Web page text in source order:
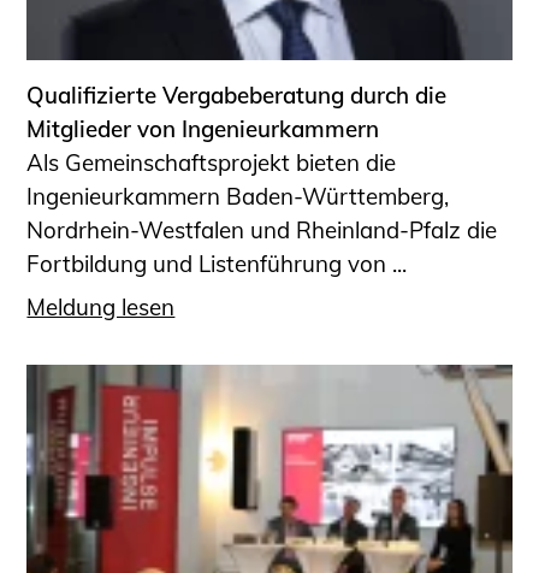
Informationen für Fortbildungsträger
Anträge, Anzeigen, Formulare
Fortbildung/Seminare
Informationen für Ingenieurinnen
und Ingenieure
Recht
Planungswettbewerbe
Publikationen
Stellenbörse
Öffentlich bestellte und vereidigte
Sachverständige
Prüfsachverständige
Qualifizierte Tragwerksplaner/-innen
Bauvorlageberechtigte
Sachkundige für Zustands- und
Qualifizierte Vergabeberatung durch die
Mitglieder von Ingenieurkammern
Als Gemeinschaftsprojekt bieten die
Ingenieurkammern Baden-Württemberg,
Nordrhein-Westfalen und Rheinland-Pfalz die
Fortbildung und Listenführung von ...
Meldung lesen